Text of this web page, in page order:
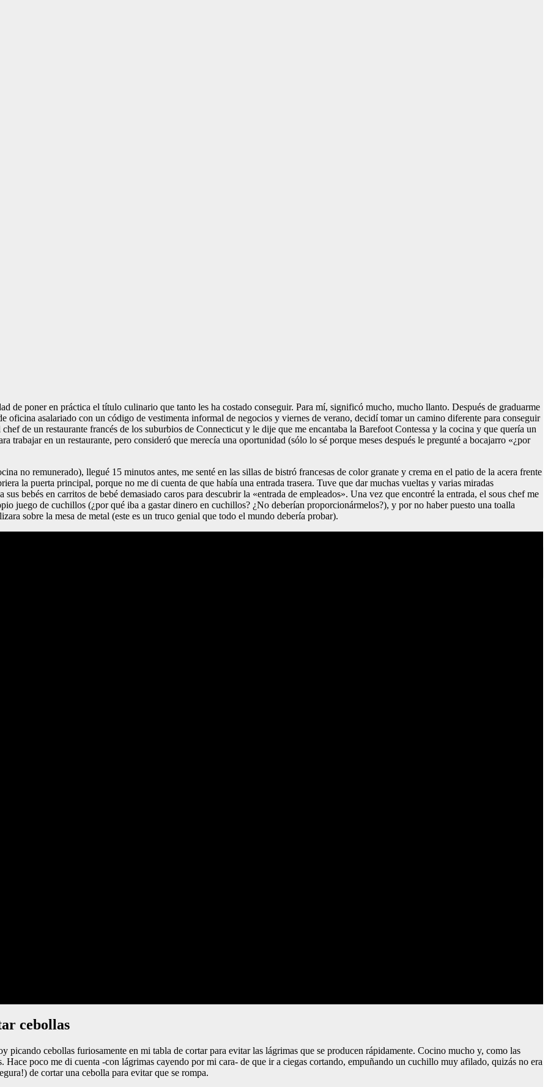
de poner en práctica el título culinario que tanto les ha costado conseguir. Para mí, significó mucho, mucho llanto. Después de graduarme
oficina asalariado con un código de vestimenta informal de negocios y viernes de verano, decidí tomar un camino diferente para conseguir
de un restaurante francés de los suburbios de Connecticut y le dije que me encantaba la Barefoot Contessa y la cocina y que quería un
trabajar en un restaurante, pero consideró que merecía una oportunidad (sólo lo sé porque meses después le pregunté a bocajarro «¿por
no remunerado), llegué 15 minutos antes, me senté en las sillas de bistró francesas de color granate y crema en el patio de la acera frente
la puerta principal, porque no me di cuenta de que había una entrada trasera. Tuve que dar muchas vueltas y varias miradas
sus bebés en carritos de bebé demasiado caros para descubrir la «entrada de empleados». Una vez que encontré la entrada, el sous chef me
juego de cuchillos (¿por qué iba a gastar dinero en cuchillos? ¿No deberían proporcionármelos?), y por no haber puesto una toalla
sobre la mesa de metal (este es un truco genial que todo el mundo debería probar).
cebollas
picando cebollas furiosamente en mi tabla de cortar para evitar las lágrimas que se producen rápidamente. Cocino mucho y, como las
Hace poco me di cuenta -con lágrimas cayendo por mi cara- de que ir a ciegas cortando, empuñando un cuchillo muy afilado, quizás no era
de cortar una cebolla para evitar que se rompa.